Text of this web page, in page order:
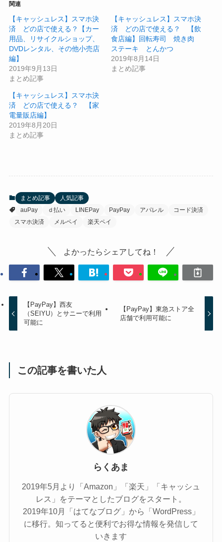
関連
【キャッシュレス】スマホ決
済 どの店で使える？【カー
用品、リサイクルショップ、
DVDレンタル、その他小売店
編】
2019年9月13日
まとめ記事
【キャッシュレス】スマホ決
済 どの店で使える？ 【飲
食店編】回転寿司 焼き肉
ステーキ とんかつ
2019年8月14日
まとめ記事
【キャッシュレス】スマホ決
済 どの店で使える？ 【家
電量販店編】
2019年8月20日
まとめ記事
まとめ記事
人気記事
auPay
ｄ払い LINEPay PayPay アパレル
コード決済
スマホ決済
メルペイ 楽天ペイ
よかったらシェアしてね！
【PayPay】西友
（SEIYU）とサニーで利用
可能に
【PayPay】東急ストア全
店舗で利用可能に
この記事を書いた人
らくあま
2019年5月より「Amazon」「楽天」「キャッシュ
レス」をテーマとしたブログをスタート。
2019年10月「はてなブログ」から「WordPress」
に移行。知ってると便利でお得な情報を発信して
いきます